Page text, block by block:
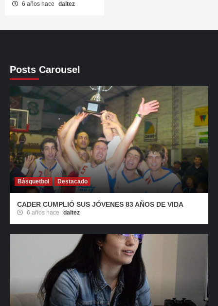
6 años hace daltez
Posts Carousel
Básquetbol Destacado
CADER CUMPLIÓ SUS JÓVENES 83 AÑOS DE VIDA
6 años hace daltez